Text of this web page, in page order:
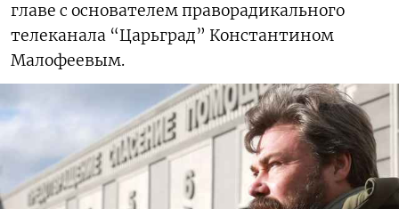
главе с основателем праворадикального
телеканала “Царьград” Константином
Малофеевым.